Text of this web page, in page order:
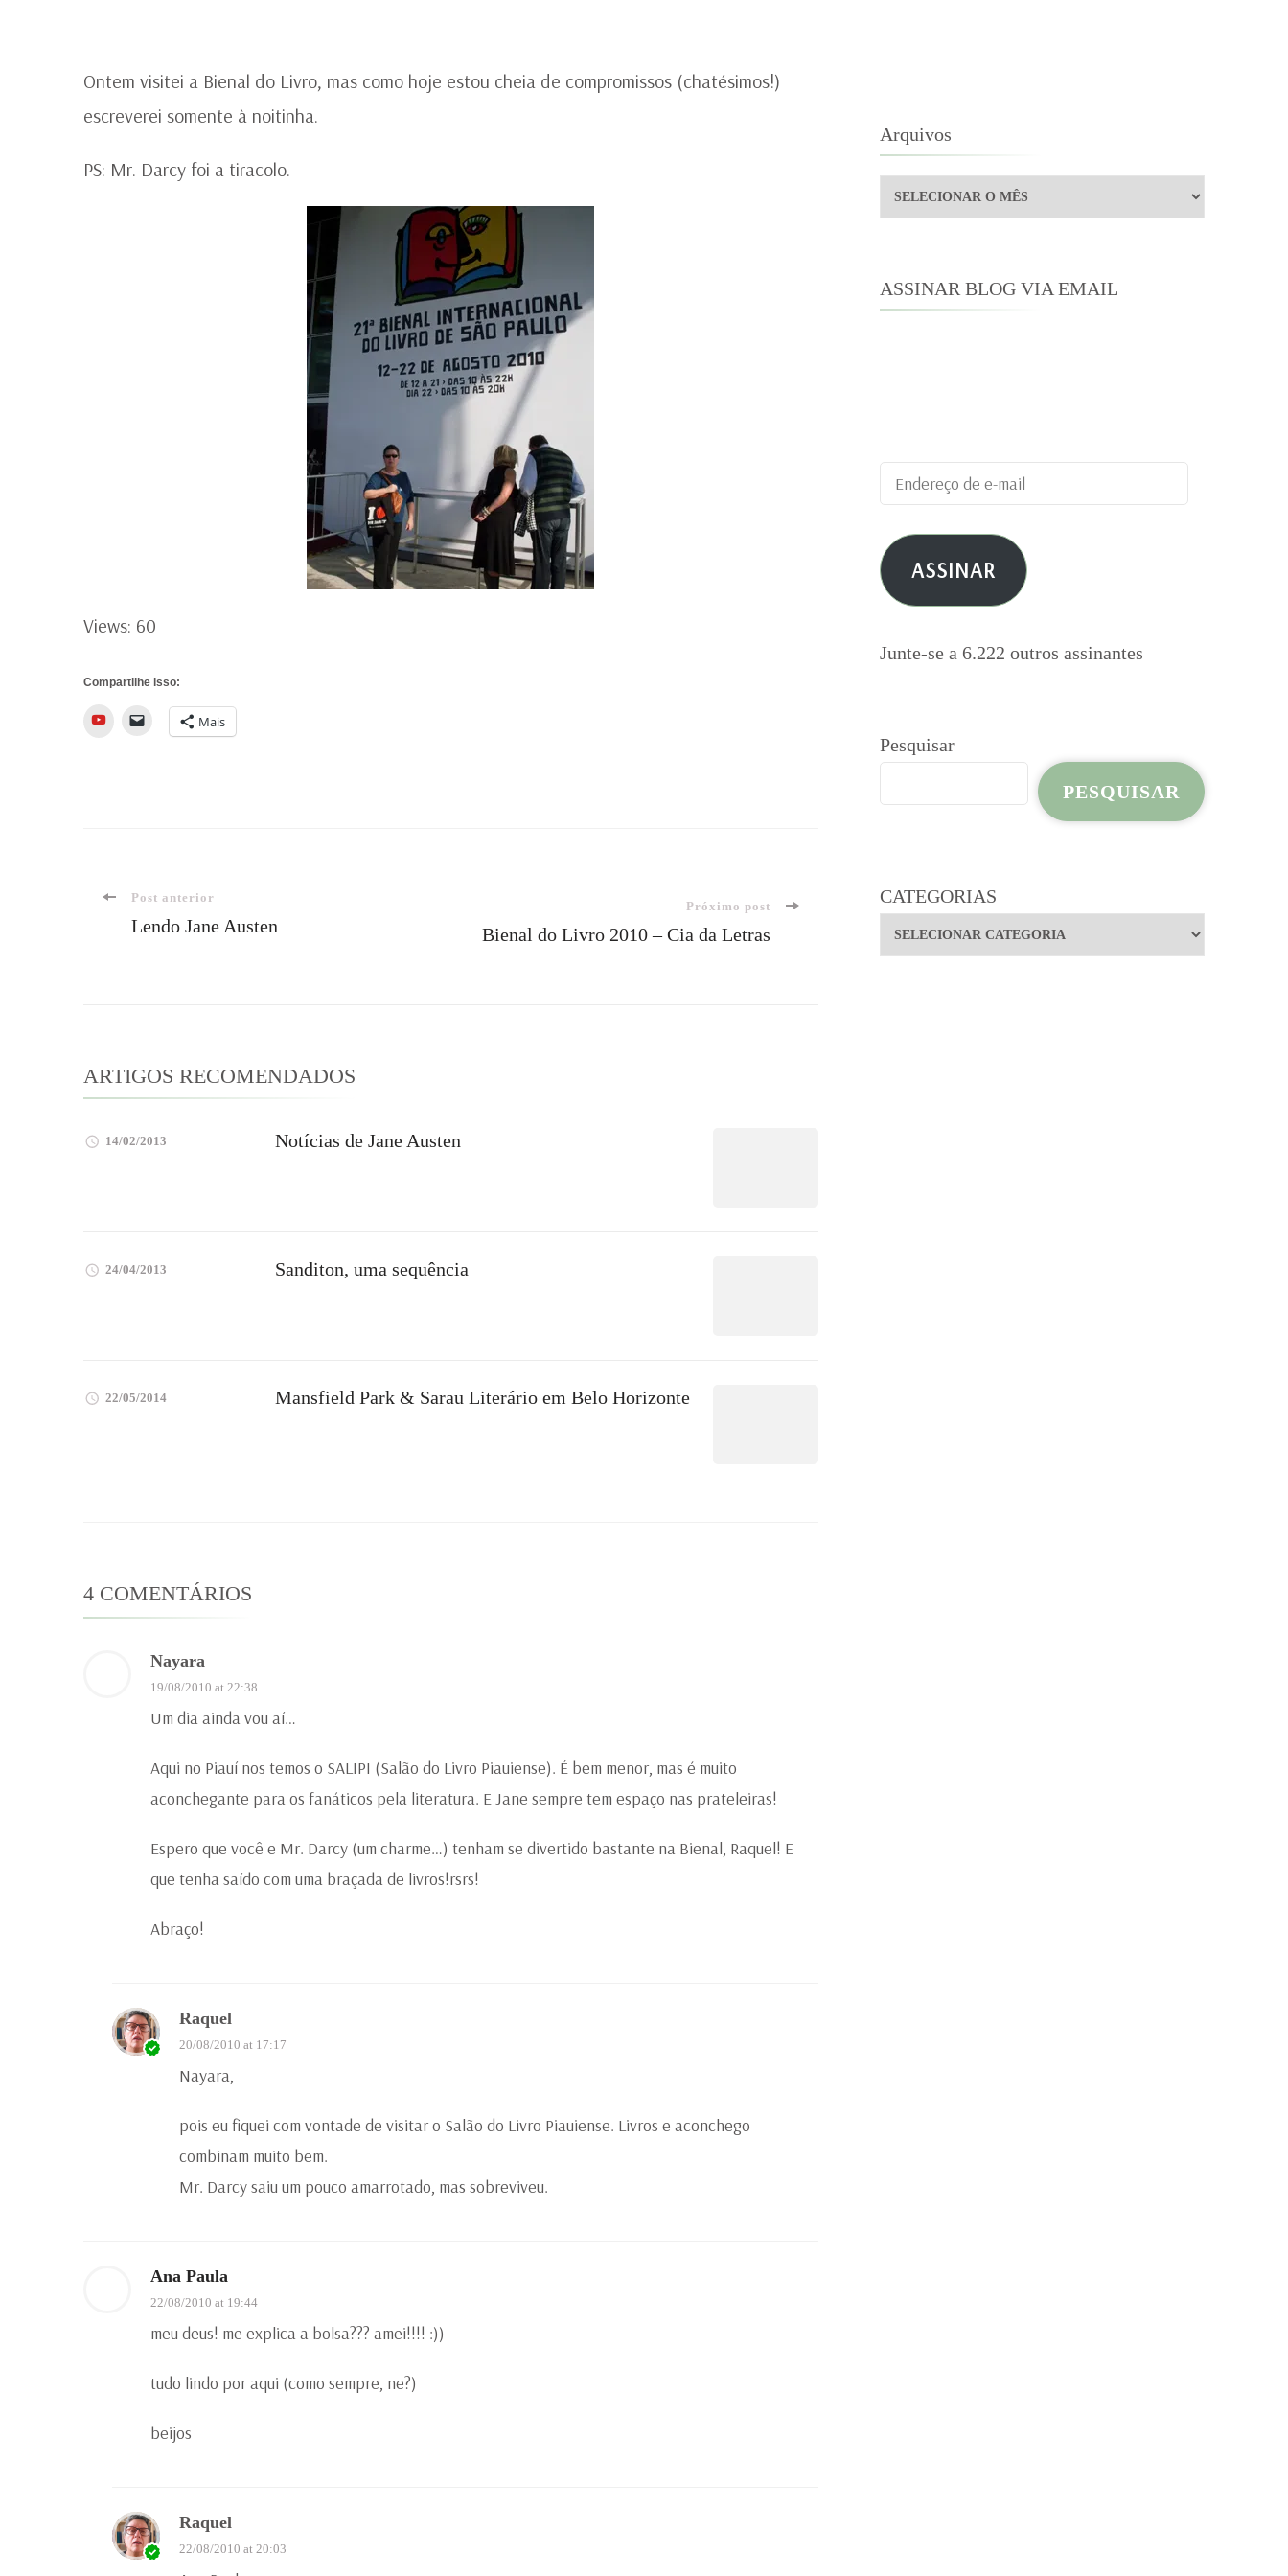
Ontem visitei a Bienal do Livro, mas como hoje estou cheia de compromissos (chatésimos!)
escreverei somente à noitinha.
PS: Mr. Darcy foi a tiracolo.
Views: 60
Compartilhe isso:
YouTube Mais
Navegação
Post anterior
Lendo Jane Austen
Próximo post
Bienal do Livro 2010 – Cia da Letras
ARTIGOS RECOMENDADOS
14/02/2013 Notícias de Jane Austen
24/04/2013 Sanditon, uma sequência
22/05/2014 Mansfield Park & Sarau Literário em Belo Horizonte
4 COMENTÁRIOS
Nayara
19/08/2010 at 22:38
Um dia ainda vou aí…
Aqui no Piauí nos temos o SALIPI (Salão do Livro Piauiense). É bem menor, mas é muito
aconchegante para os fanáticos pela literatura. E Jane sempre tem espaço nas prateleiras!
Espero que você e Mr. Darcy (um charme…) tenham se divertido bastante na Bienal, Raquel! E
que tenha saído com uma braçada de livros!rsrs!
Abraço!
Raquel
20/08/2010 at 17:17
Nayara,
pois eu fiquei com vontade de visitar o Salão do Livro Piauiense. Livros e aconchego
combinam muito bem.
Mr. Darcy saiu um pouco amarrotado, mas sobreviveu.
Ana Paula
22/08/2010 at 19:44
meu deus! me explica a bolsa??? amei!!!! :))
tudo lindo por aqui (como sempre, ne?)
beijos
Raquel
22/08/2010 at 20:03
Arquivos
Arquivos
ASSINAR BLOG VIA EMAIL
Endereço
de
e-
mail ASSINAR
Junte-se a 6.222 outros assinantes
Pesquisar
PESQUISAR
CATEGORIAS